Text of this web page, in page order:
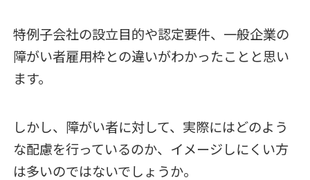
特例子会社の設立目的や認定要件、一般企業の
障がい者雇用枠との違いがわかったことと思い
ます。
しかし、障がい者に対して、実際にはどのよう
な配慮を行っているのか、イメージしにくい方
は多いのではないでしょうか。